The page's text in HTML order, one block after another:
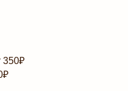
350₽